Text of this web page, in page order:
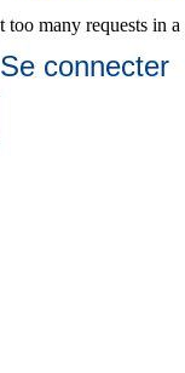
Se connecter